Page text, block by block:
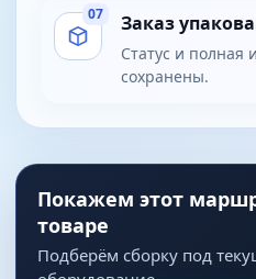
07 Заказ
Статус и полная
сохранены.
Покажем этот
товаре
Подберём сборку под